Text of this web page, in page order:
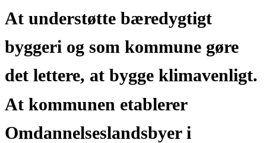
At understøtte bæredygtigt
byggeri og som kommune gøre
det lettere, at bygge klimavenligt.
At kommunen etablerer
Omdannelseslandsbyer i